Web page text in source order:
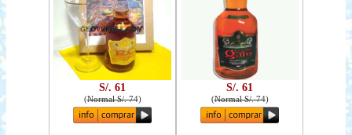
S/. 61
(Normal S/. 74)
S/. 61
(Normal S/. 74)